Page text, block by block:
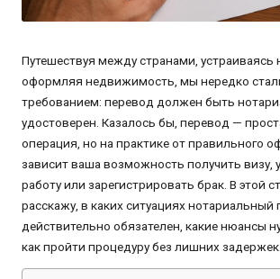
Путешествуя между странами, устраиваясь
оформляя недвижимость, мы нередко
требованием: перевод должен быть
удостоверен. Казалось бы, перевод —
операция, но на практике от правильного
зависит ваша возможность получить визу,
работу или зарегистрировать брак. В этой
расскажу, в каких ситуациях нотариальный
действительно обязателен, какие нюансы
как пройти процедуру без лишних задержек.